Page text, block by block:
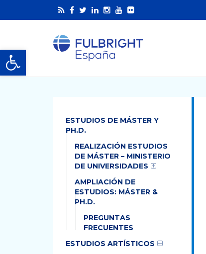
Abrir barra de herramientas
ESTUDIOS DE MÁSTER Y
PH.D.
REALIZACIÓN ESTUDIOS
DE MÁSTER – MINISTERIO
DE UNIVERSIDADES
AMPLIACIÓN DE
ESTUDIOS: MÁSTER &
PH.D.
PREGUNTAS
FRECUENTES
ESTUDIOS ARTÍSTICOS